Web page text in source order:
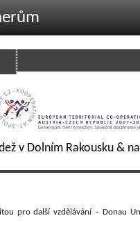
v Dolním Rakousku &
pro další vzdělávání – Donau